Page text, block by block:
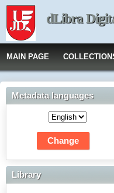
dLibra
MAIN PAGE
Metadata languages
Library